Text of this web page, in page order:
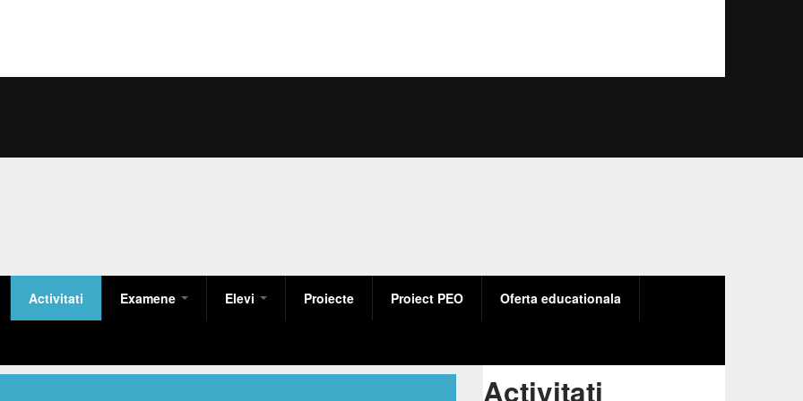
Activitati Examene Elevi
Consiliul elevilor
Structura
Proiecte Proiect PEO Oferta educationala
Activitati